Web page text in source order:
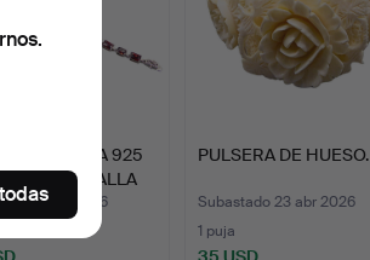
DE PLATA 925
TALLA
26 abr 2026
PULSERA DE HUESO.
Subastado 23 abr 2026
1 puja